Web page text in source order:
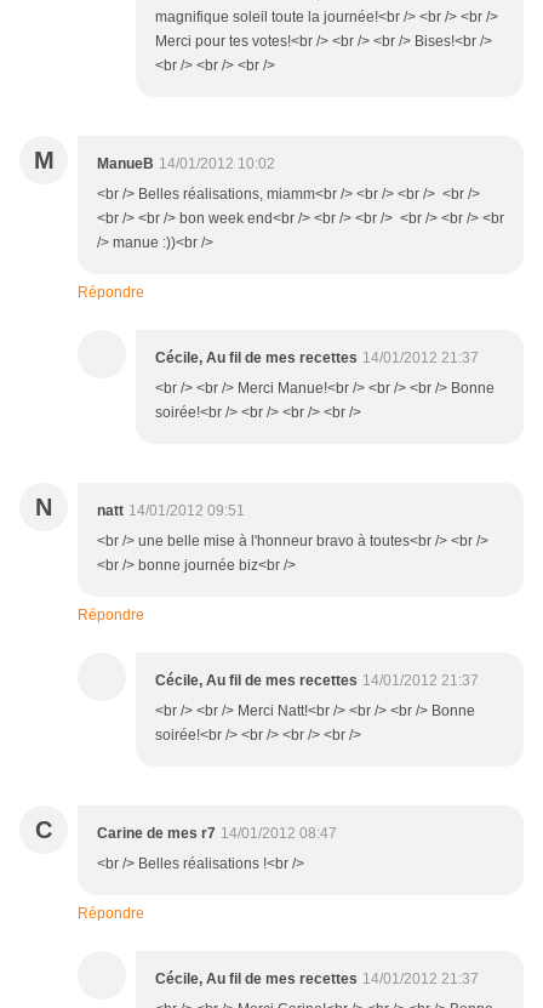
magnifique soleil toute la journée!<br /> <br /> <br />
Merci pour tes votes!<br /> <br /> <br /> Bises!<br />
<br /> <br /> <br />
M ManueB 14/01/2012 10:02
<br /> Belles réalisations, miamm<br /> <br /> <br /> <br />
<br /> <br /> bon week end<br /> <br /> <br /> <br /> <br /> <br
/> manue :))<br />
Répondre
Cécile, Au fil de mes recettes 14/01/2012 21:37
<br /> <br /> Merci Manue!<br /> <br /> <br /> Bonne
soirée!<br /> <br /> <br /> <br />
N natt 14/01/2012 09:51
<br /> une belle mise à l'honneur bravo à toutes<br /> <br />
<br /> bonne journée biz<br />
Répondre
Cécile, Au fil de mes recettes 14/01/2012 21:37
<br /> <br /> Merci Natt!<br /> <br /> <br /> Bonne
soirée!<br /> <br /> <br /> <br />
C Carine de mes r7 14/01/2012 08:47
<br /> Belles réalisations !<br />
Répondre
Cécile, Au fil de mes recettes 14/01/2012 21:37